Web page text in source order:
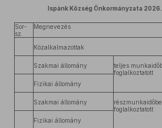
Ispánk Község Önkormányzata
Sor-
sz.
Megnevezés
Közalkalmazottak
Szakmai állomány
teljes
foglalkoztatott
Fizikai állomány
Szakmai állomány
foglalkoztatott
Fizikai állomány